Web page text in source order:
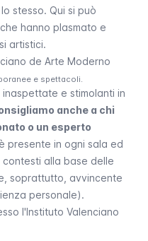
stesso. Qui si può
hanno plasmato e
artistici.
e spettacoli.
e stimolanti in
anche a chi
o un esperto
presente in ogni sala ed
alla base delle
soprattutto, avvincente
personale).